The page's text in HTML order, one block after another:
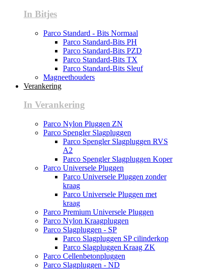
In Bitjes
Parco Standard - Bits Normaal
Parco Standard-Bits PH
Parco Standard-Bits PZD
Parco Standard-Bits TX
Parco Standard-Bits Sleuf
Magneethouders
Verankering
In Verankering
Parco Nylon Pluggen ZN
Parco Spengler Slagpluggen
Parco Spengler Slagpluggen RVS
A2
Parco Spengler Slagpluggen Koper
Parco Universele Pluggen
Parco Universele Pluggen zonder
kraag
Parco Universele Pluggen met
kraag
Parco Premium Universele Pluggen
Parco Nylon Kraagpluggen
Parco Slagpluggen - SP
Parco Slagpluggen SP cilinderkop
Parco Slagpluggen Kraag ZK
Parco Cellenbetonpluggen
Parco Slagpluggen - ND